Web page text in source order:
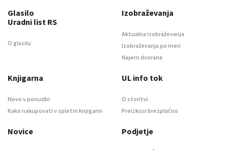
Glasilo
Uradni list RS
O glasilu
Izobraževanja
Aktualna izobraževanja
Izobraževanja po meri
Najem dvorane
Knjigarna
Novo v ponudbi
Kako nakupovati v spletni knjigarni
UL info tok
O storitvi
Preizkusi brezplačno
Novice Podjetje